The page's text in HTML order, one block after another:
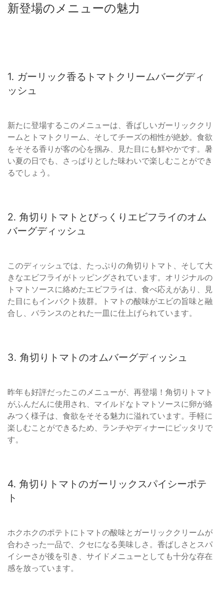
新登場のメニューの魅力
1. ガーリック香るトマトクリームバーグディ
ッシュ
新たに登場するこのメニューは、香ばしいガーリッククリ
ームとトマトクリーム、そしてチーズの相性が絶妙。食欲
をそそる香りが客の心を掴み、見た目にも鮮やかです。暑
い夏の日でも、さっぱりとした味わいで楽しむことができ
るでしょう。
2. 角切りトマトとびっくりエビフライのオム
バーグディッシュ
このディッシュでは、たっぷりの角切りトマト、そして大
きなエビフライがトッピングされています。オリジナルの
トマトソースに絡めたエビフライは、食べ応えがあり、見
た目にもインパクト抜群。トマトの酸味がエビの旨味と融
合し、バランスのとれた一皿に仕上げられています。
3. 角切りトマトのオムバーグディッシュ
昨年も好評だったこのメニューが、再登場！角切りトマト
がふんだんに使用され、マイルドなトマトソースに卵が絡
みつく様子は、食欲をそそる魅力に溢れています。手軽に
楽しむことができるため、ランチやディナーにピッタリで
す。
4. 角切りトマトのガーリックスパイシーポテ
ト
ホクホクのポテトにトマトの酸味とガーリッククリームが
合わさった一品で、クセになる美味しさ。香ばしさとスパ
イシーさが後を引き、サイドメニューとしても十分な存在
感を放っています。